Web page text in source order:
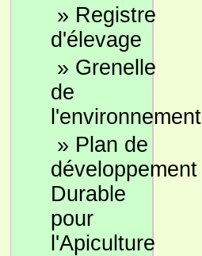
» Registre
d'élevage
» Grenelle
de
l'environnement
» Plan de
développement
Durable
pour
l'Apiculture